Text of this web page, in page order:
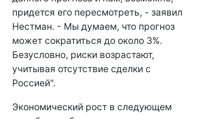
придется его пересмотреть, - заявил
Нестман. - Мы думаем, что прогноз
может сократиться до около 3%.
Безусловно, риски возрастают,
учитывая отсутствие сделки с
Россией".
Экономический рост в следующем